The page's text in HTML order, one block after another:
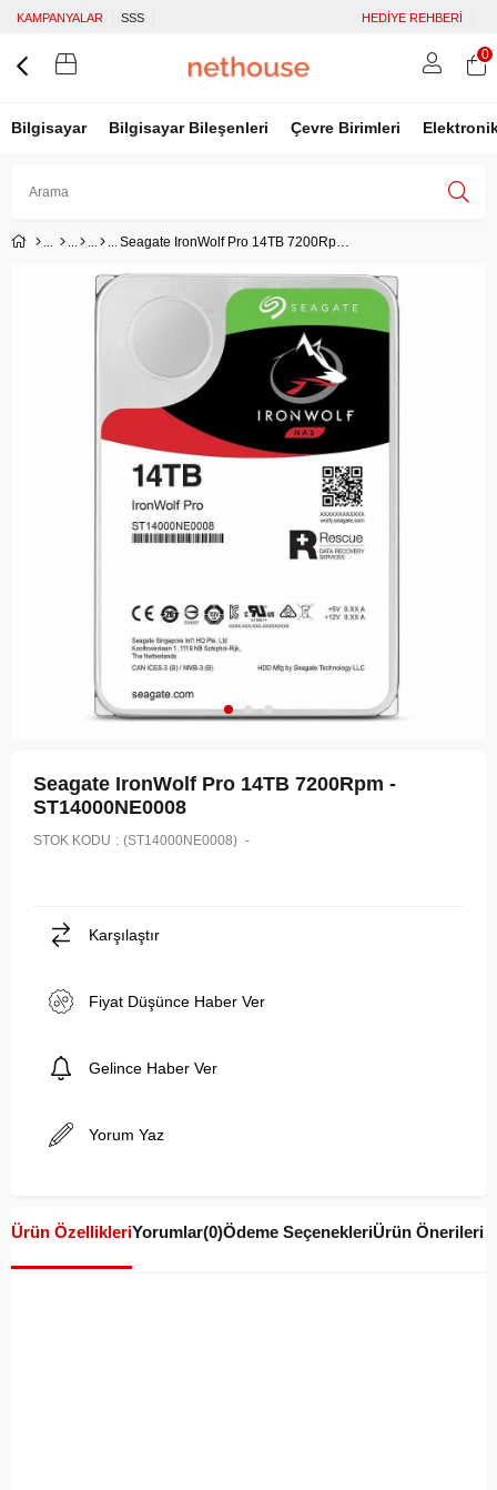
KAMPANYALAR SSS HEDİYE REHBERİ
Bilgisayar Bilgisayar Bileşenleri Çevre Birimleri
Üye Girişi Facebook İle Bağlan
Google İle Bağlan
0
Seagate IronWolf Pro 14TB 7200Rpm -ST14000NE0008
Seagate IronWolf Pro 14TB 7200Rpm -
ST14000NE0008
STOK KODU (ST14000NE0008)
Karşılaştır
Fiyat Düşünce Haber Ver
Gelince Haber Ver
Yorum Yaz
Ürün ÖzellikleriYorumlar(0)Ödeme SeçenekleriÜrün Önerileri